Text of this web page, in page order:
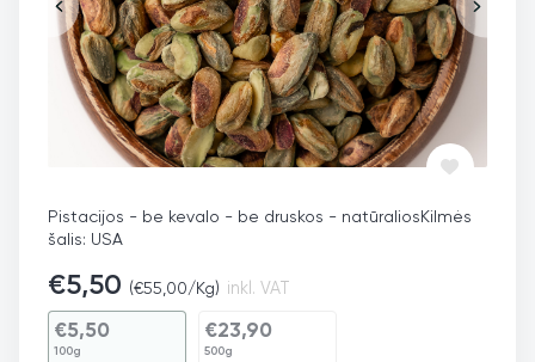
Pistacijos - be kevalo - be druskos - natūraliosKilmės
šalis: USA
€5,50 (€55,00/Kg) inkl. VAT
€5,50
100g
€23,90
500g